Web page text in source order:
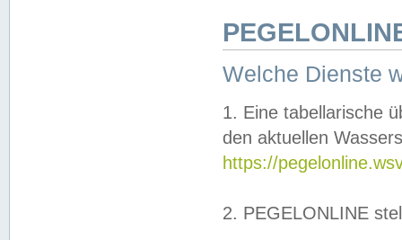
Welche Dienste
1. Eine tabellarische
den aktuellen
https://
2. PEGELONLINE